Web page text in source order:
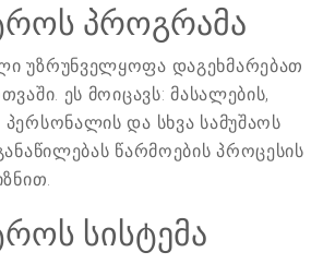
პროგრამა
უზრუნველყოფა დაგეხმარებათ
ეს მოიცავს: მასალების,
და სხვა სამუშაოს
წარმოების პროცესის
სისტემა